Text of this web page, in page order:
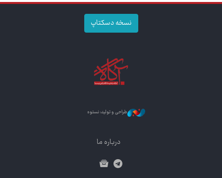
نسخه دسکتاپ
طراحی و تولید: نستوه
درباره ما